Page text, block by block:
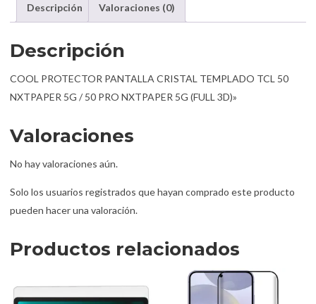
Descripción Valoraciones (0)
Descripción
COOL PROTECTOR PANTALLA CRISTAL TEMPLADO TCL 50
NXTPAPER 5G / 50 PRO NXTPAPER 5G (FULL 3D)»
Valoraciones
No hay valoraciones aún.
Solo los usuarios registrados que hayan comprado este producto
pueden hacer una valoración.
Productos relacionados